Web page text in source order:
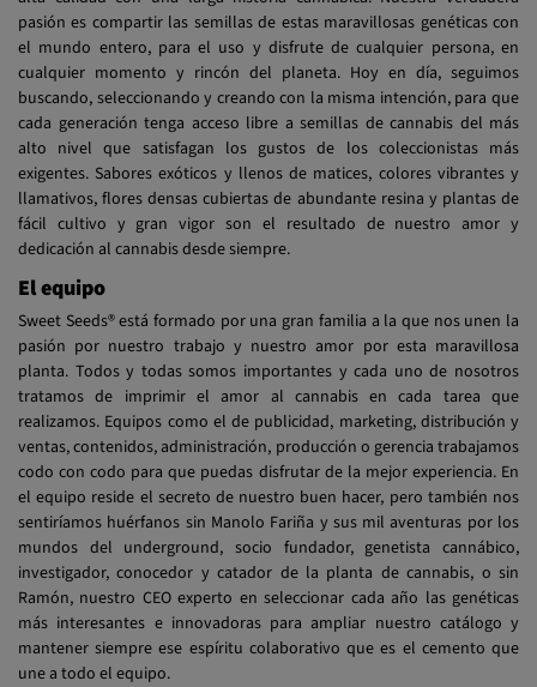
pasión es compartir las semillas de estas maravillosas genéticas con
el mundo entero, para el uso y disfrute de cualquier persona, en
cualquier momento y rincón del planeta. Hoy en día, seguimos
buscando, seleccionando y creando con la misma intención, para que
cada generación tenga acceso libre a semillas de cannabis del más
alto nivel que satisfagan los gustos de los coleccionistas más
exigentes. Sabores exóticos y llenos de matices, colores vibrantes y
llamativos, flores densas cubiertas de abundante resina y plantas de
fácil cultivo y gran vigor son el resultado de nuestro amor y
dedicación al cannabis desde siempre.
El equipo
Sweet Seeds® está formado por una gran familia a la que nos unen la
pasión por nuestro trabajo y nuestro amor por esta maravillosa
planta. Todos y todas somos importantes y cada uno de nosotros
tratamos de imprimir el amor al cannabis en cada tarea que
realizamos. Equipos como el de publicidad, marketing, distribución y
ventas, contenidos, administración, producción o gerencia trabajamos
codo con codo para que puedas disfrutar de la mejor experiencia. En
el equipo reside el secreto de nuestro buen hacer, pero también nos
sentiríamos huérfanos sin Manolo Fariña y sus mil aventuras por los
mundos del underground, socio fundador, genetista cannábico,
investigador, conocedor y catador de la planta de cannabis, o sin
Ramón, nuestro CEO experto en seleccionar cada año las genéticas
más interesantes e innovadoras para ampliar nuestro catálogo y
mantener siempre ese espíritu colaborativo que es el cemento que
une a todo el equipo.